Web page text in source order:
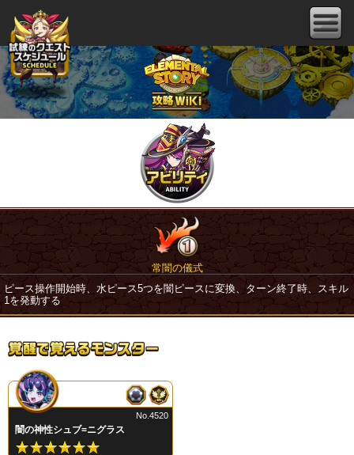
常闇の儀式
ピース操作開始時、水ピース5つを闇ピースに変換、ターン終了時、スキル
1を発動する
闇の神性シュブ=ニグラス
No.4520